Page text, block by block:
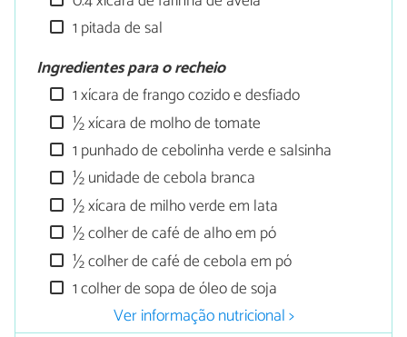
1 pitada de sal
Ingredientes para o recheio
1 xícara de frango cozido e desfiado
½ xícara de molho de tomate
1 punhado de cebolinha verde e salsinha
½ unidade de cebola branca
½ xícara de milho verde em lata
½ colher de café de alho em pó
½ colher de café de cebola em pó
1 colher de sopa de óleo de soja
Ver informação nutricional >